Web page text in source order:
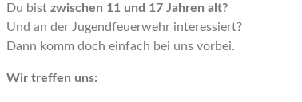
Du bist zwischen 11 und 17 Jahren alt?
Und an der Jugendfeuerwehr interessiert?
Dann komm doch einfach bei uns vorbei.
Wir treffen uns: